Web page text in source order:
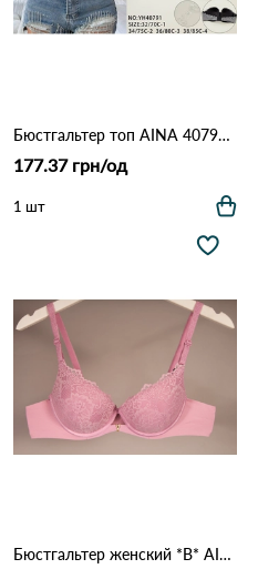
Бюстгальтер топ AINA 40791 Різні кольори
177.37 грн/од
1 шт
Бюстгальтер женский *B* AIMINA 5388 16,2 Темно рожевий